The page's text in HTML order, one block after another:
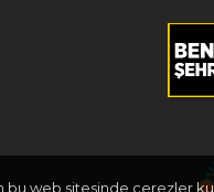
bu web sitesinde çerezler